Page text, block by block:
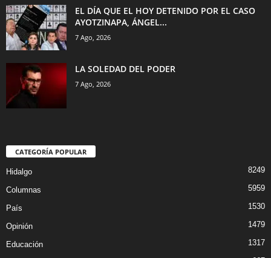
EL DÍA QUE EL HOY DETENIDO POR EL CASO
AYOTZINAPA, ÁNGEL...
7 Ago, 2026
LA SOLEDAD DEL PODER
7 Ago, 2026
CATEGORÍA POPULAR
Hidalgo 8249
Columnas 5959
País 1530
Opinión 1479
Educación 1317